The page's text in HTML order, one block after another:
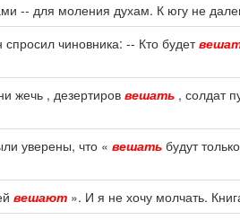
-- для моления духам. К югу не
чиновника: -- Кто будет
жечь , дезертиров вешать , солдат
уверены, что « вешать будут
вешают ». И я не хочу молчать.